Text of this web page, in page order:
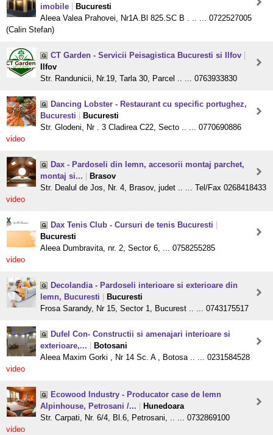
imobile
Bucuresti
Aleea Valea Prahovei, Nr1A.Bl 825.SC B . .. ... 0722527005
(Calin Stefan)
CT Garden - Servicii Peisagistica Bucuresti si Ilfov
Ilfov
Str. Randunicii, Nr.19, Tarla 30, Parcel .. ... 0763933830
Dancing Lobster - Restaurant cu specific portughez,
Bucuresti
Bucuresti
Str. Glodeni, Nr . 3 Cladirea C22, Secto .. ... 0770690886
video
Dax - Pardoseli din lemn, accesorii montaj parchet,
montaj si...
Brasov
Str. Dealul de Jos, Nr. 4, Brasov, judet .. ... Tel/Fax 0268418433
video
Dax Tenis Club - Cursuri de tenis Bucuresti
Bucuresti
Aleea Dumbravita, nr. 2, Sector 6, ... 0758255285
video
Decolandia - Pardoseli interioare si exterioare din
lemn, Bucuresti
Bucuresti
Frosa Sarandy, Nr 15, Sector 1, Bucurest .. ... 0743175517
Dufel Con- Constructii si amenajari interioare si
exterioare,...
Botosani
Aleea Maxim Gorki , Nr 14 Sc. A , Botosa .. ... 0231584528
video
Ecowood Industry - Producator case de lemn
Alpinhouse, Petrosani /...
Hunedoara
Str. Carpati, Nr. 6/4, Bl.6, Petrosani, .. ... 0732869100
video